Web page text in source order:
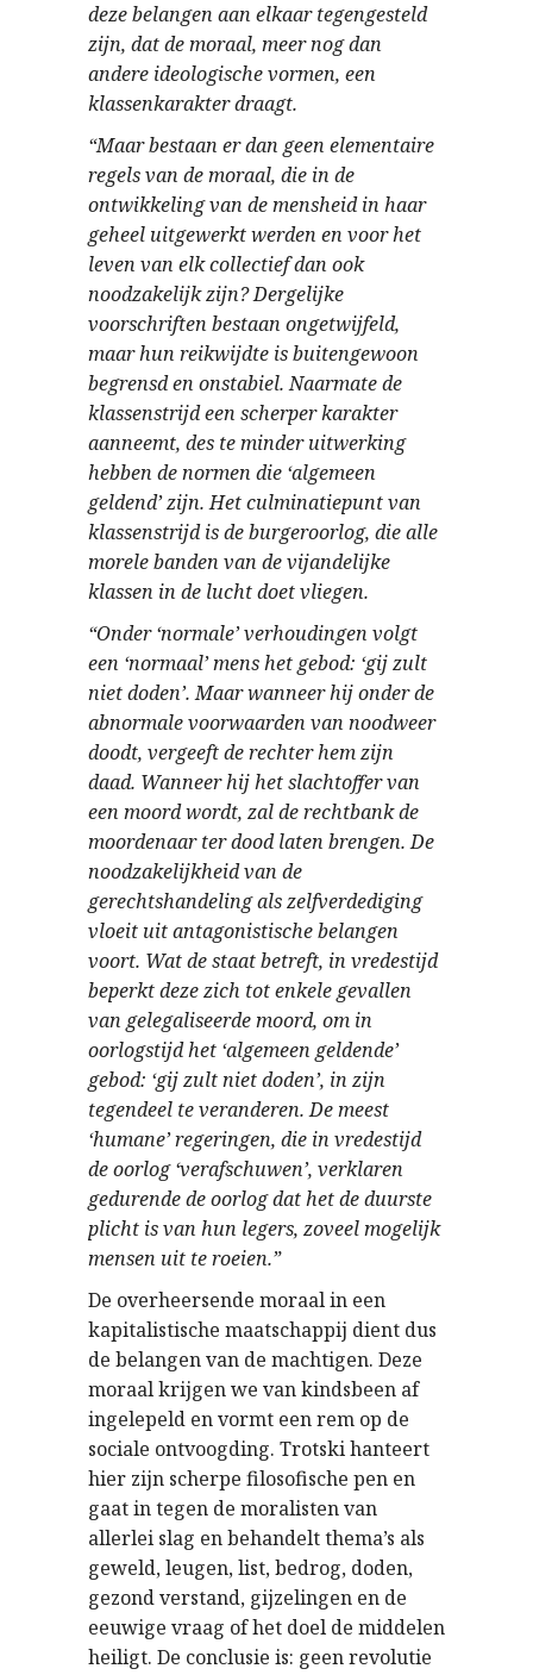
deze belangen aan elkaar tegengesteld
zijn, dat de moraal, meer nog dan
andere ideologische vormen, een
klassenkarakter draagt.
“Maar bestaan er dan geen elementaire
regels van de moraal, die in de
ontwikkeling van de mensheid in haar
geheel uitgewerkt werden en voor het
leven van elk collectief dan ook
noodzakelijk zijn? Dergelijke
voorschriften bestaan ongetwijfeld,
maar hun reikwijdte is buitengewoon
begrensd en onstabiel. Naarmate de
klassenstrijd een scherper karakter
aanneemt, des te minder uitwerking
hebben de normen die ‘algemeen
geldend’ zijn. Het culminatiepunt van
klassenstrijd is de burgeroorlog, die alle
morele banden van de vijandelijke
klassen in de lucht doet vliegen.
“Onder ‘normale’ verhoudingen volgt
een ‘normaal’ mens het gebod: ‘gij zult
niet doden’. Maar wanneer hij onder de
abnormale voorwaarden van noodweer
doodt, vergeeft de rechter hem zijn
daad. Wanneer hij het slachtoffer van
een moord wordt, zal de rechtbank de
moordenaar ter dood laten brengen. De
noodzakelijkheid van de
gerechtshandeling als zelfverdediging
vloeit uit antagonistische belangen
voort. Wat de staat betreft, in vredestijd
beperkt deze zich tot enkele gevallen
van gelegaliseerde moord, om in
oorlogstijd het ‘algemeen geldende’
gebod: ‘gij zult niet doden’, in zijn
tegendeel te veranderen. De meest
‘humane’ regeringen, die in vredestijd
de oorlog ‘verafschuwen’, verklaren
gedurende de oorlog dat het de duurste
plicht is van hun legers, zoveel mogelijk
mensen uit te roeien.”
De overheersende moraal in een
kapitalistische maatschappij dient dus
de belangen van de machtigen. Deze
moraal krijgen we van kindsbeen af
ingelepeld en vormt een rem op de
sociale ontvoogding. Trotski hanteert
hier zijn scherpe filosofische pen en
gaat in tegen de moralisten van
allerlei slag en behandelt thema’s als
geweld, leugen, list, bedrog, doden,
gezond verstand, gijzelingen en de
eeuwige vraag of het doel de middelen
heiligt. De conclusie is: geen revolutie